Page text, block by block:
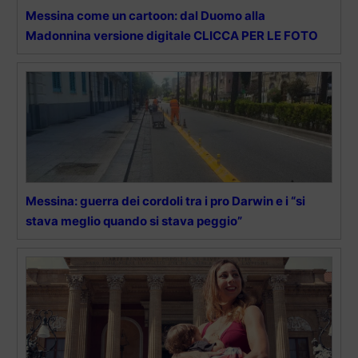
Messina come un cartoon: dal Duomo alla
Madonnina versione digitale CLICCA PER LE FOTO
Messina: guerra dei cordoli tra i pro Darwin e i “si
stava meglio quando si stava peggio”